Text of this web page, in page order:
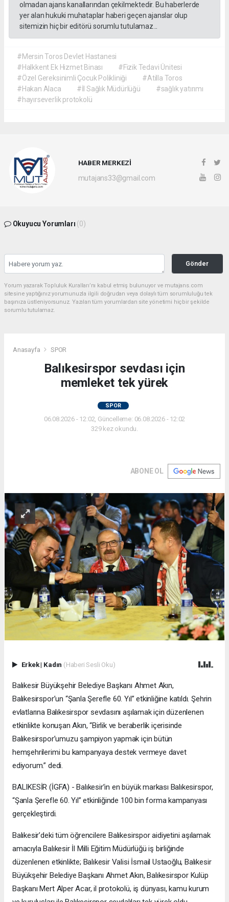
olmadan ajans kanallarından çekilmektedir. Bu haberlerde
yer alan hukuki muhataplar haberi geçen ajanslar olup
sitemizin hiç bir editörü sorumlu tutulamaz...
#Mersin Toros Devlet Hastanesi
#Halkkent Ek Hizmet Binası
#Fizik Tedavi Ünitesi
#Özel Gereksinimli Çocuk Polikliniği
#Atilla Toros
#Hakan Alaca
#İl Sağlık Müdürlüğü
#sağlık yatırımı
#hayırseverlik protokolü
HABER MERKEZİ
mutajans33@gmail.com
Okuyucu Yorumları (0)
Gönder
Yorum yazarak Topluluk Kuralları’nı kabul etmiş bulunuyor ve mutajans.com
sitesine yaptığınız yorumunuzla ilgili doğrudan veya dolaylı tüm sorumluluğu tek
başınıza üstleniyorsunuz. Yazılan tüm yorumlardan site yönetimi hiçbir şekilde
sorumlu tutulamaz.
Anasayfa SPOR
Balıkesirspor sevdası için
memleket tek yürek
SPOR
06.08.2026 - 12:02, Güncelleme: 06.08.2026 - 12:02
329 kez okundu.
ABONE OL
Erkek| Kadın (Haberi Sesli Oku)
Balıkesir Büyükşehir Belediye Başkanı Ahmet Akın,
Balıkesirspor’un “Şanla Şerefle 60. Yıl” etkinliğine katıldı. Şehrin
evlatlarına Balıkesirspor sevdasını aşılamak için düzenlenen
etkinlikte konuşan Akın, “Birlik ve beraberlik içerisinde
Balıkesirspor’umuzu şampiyon yapmak için bütün
hemşehrilerimi bu kampanyaya destek vermeye davet
ediyorum.” dedi.
BALIKESİR (İGFA) - Balıkesir’in en büyük markası Balıkesirspor,
“Şanla Şerefle 60. Yıl” etkinliğinde 100 bin forma kampanyası
gerçekleştirdi.
Balıkesir’deki tüm öğrencilere Balıkesirspor aidiyetini aşılamak
amacıyla Balıkesir İl Milli Eğitim Müdürlüğü iş birliğinde
düzenlenen etkinlikte; Balıkesir Valisi İsmail Ustaoğlu, Balıkesir
Büyükşehir Belediye Başkanı Ahmet Akın, Balıkesirspor Kulüp
Başkanı Mert Alper Acar, il protokolü, iş dünyası, kamu kurum